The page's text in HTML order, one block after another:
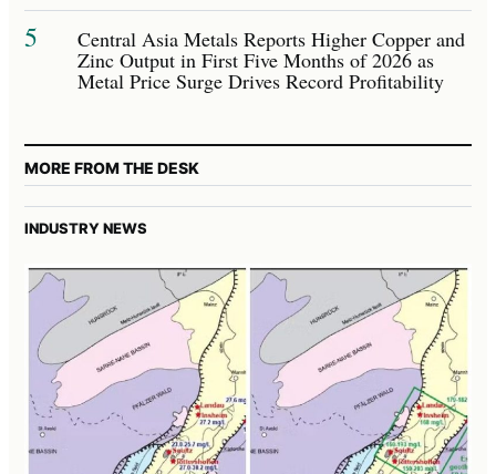
5 Central Asia Metals Reports Higher Copper and
Zinc Output in First Five Months of 2026 as
Metal Price Surge Drives Record Profitability
MORE FROM THE DESK
INDUSTRY NEWS